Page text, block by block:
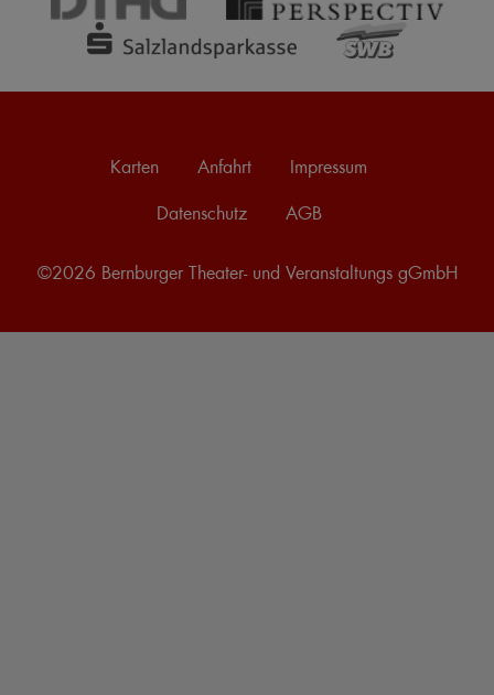
Karten Anfahrt Impressum
Datenschutz AGB
©2026 Bernburger Theater- und Veranstaltungs gGmbH